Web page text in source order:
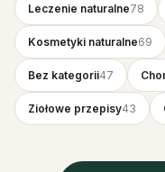
Leczenie naturalne78
Kosmetyki naturalne69
Bez kategorii47
Ziołowe przepisy43